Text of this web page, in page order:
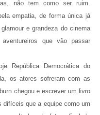
não tem como ser ruim.
empatia, de forma única já
glamour egrandeza do cinema
que vão passar
República Democrática do
os atores sofreram com as
chegou e escrever um livro
difíceis que a equipe como um